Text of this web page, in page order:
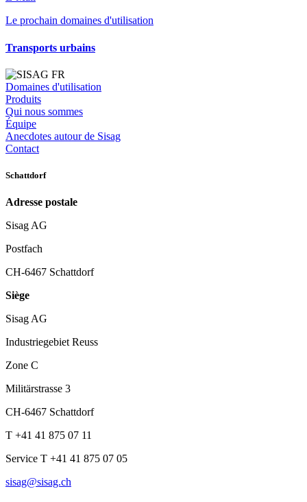
Le prochain domaines d'utilisation
Transports urbains
Domaines d'utilisation
Produits
Qui nous sommes
Équipe
Anecdotes autour de Sisag
Contact
Schattdorf
Adresse postale
Sisag AG
Postfach
CH-6467 Schattdorf
Siège
Sisag AG
Industriegebiet Reuss
Zone C
Militärstrasse 3
CH-6467 Schattdorf
T +41 41 875 07 11
Service T +41 41 875 07 05
sisag@sisag.ch